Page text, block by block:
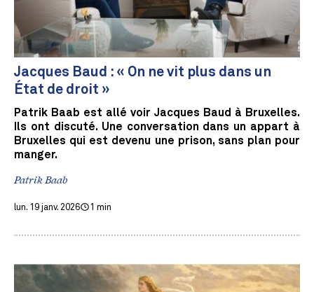
Jacques Baud : « On ne vit plus dans un
État de droit »
Patrik Baab est allé voir Jacques Baud à Bruxelles.
Ils ont discuté. Une conversation dans un appart à
Bruxelles qui est devenu une prison, sans plan pour
manger.
Patrik Baab
lun. 19 janv. 2026 1 min